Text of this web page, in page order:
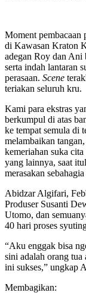
Moment pembacaan
di Kawasan Kraton
adegan Roy dan Ani
serta indah lantaran
perasaan. Scene
teriakan seluruh kru.
Kami para ekstras
berkumpul di atas
ke tempat semula di
melambaikan
kemeriahan suka
yang lainnya, saat
merasakan
Abidzar Algifari,
Produser Susanti
Utomo, dan
40 hari proses
“Aku enggak bisa
sini adalah orang tua
ini sukses,” ungkap
Membagikan: